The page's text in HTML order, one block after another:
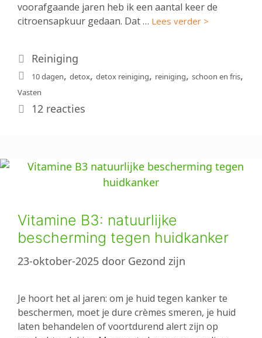
voorafgaande jaren heb ik een aantal keer de
citroensapkuur gedaan. Dat … Lees verder >
Categorieën
Reiniging
Tags
10 dagen, detox, detox reiniging, reiniging, schoon en fris,
Vasten
12 reacties
Vitamine B3: natuurlijke
bescherming tegen huidkanker
23-oktober-2025 door Gezond zijn
Je hoort het al jaren: om je huid tegen kanker te
beschermen, moet je dure crèmes smeren, je huid
laten behandelen of voortdurend alert zijn op